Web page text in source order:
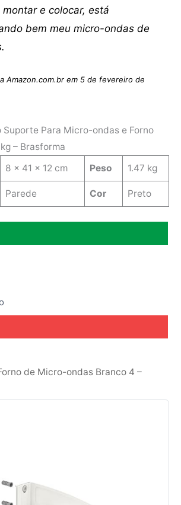
montar e colocar, está
bem meu micro-ondas de
Amazon.com.br em 5 de fevereiro de
Suporte Para Micro-ondas e Forno
– Brasforma
8 x 41 x 12 cm Peso 1.47 kg
Parede Cor Preto
de Micro-ondas Branco 4 –